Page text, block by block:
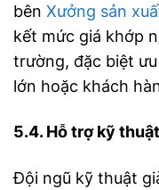
bên Xưởng sản
kết mức giá khớp
trường, đặc biệt
lớn hoặc khách
5.4. Hỗ trợ kỹ
Đội ngũ kỹ thuật